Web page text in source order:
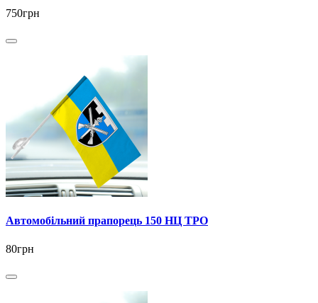
750грн
Автомобільний прапорець 150 НЦ ТРО
80грн